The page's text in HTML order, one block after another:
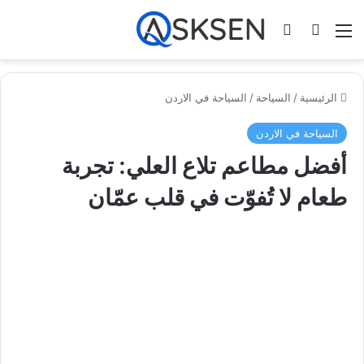
القائمة بحث عنتسجيل الدخول
الرئيسية / السياحة / السياحة في الاردن
السياحة في الاردن
أفضل مطاعم تلاع العلي: تجربة
طعام لا تُفوّت في قلب عمّان